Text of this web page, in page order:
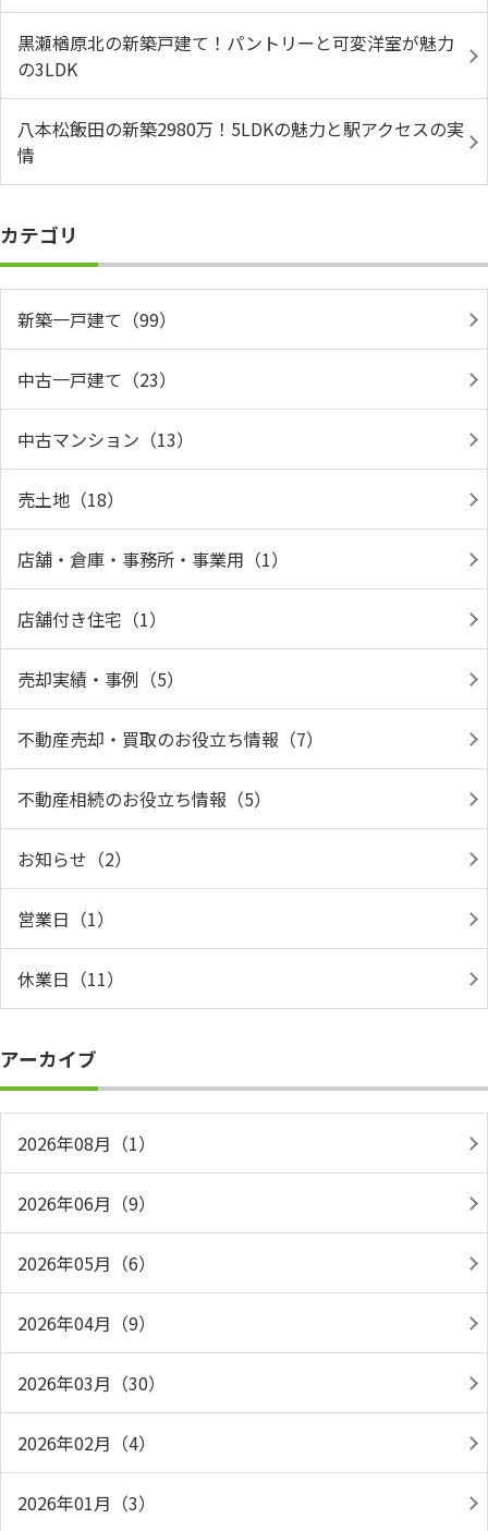
黒瀬楢原北の新築戸建て！パントリーと可変洋室が魅力
の3LDK
八本松飯田の新築2980万！5LDKの魅力と駅アクセスの実
情
カテゴリ
新築一戸建て（99）
中古一戸建て（23）
中古マンション（13）
売土地（18）
店舗・倉庫・事務所・事業用（1）
店舗付き住宅（1）
売却実績・事例（5）
不動産売却・買取のお役立ち情報（7）
不動産相続のお役立ち情報（5）
お知らせ（2）
営業日（1）
休業日（11）
アーカイブ
2026年08月（1）
2026年06月（9）
2026年05月（6）
2026年04月（9）
2026年03月（30）
2026年02月（4）
2026年01月（3）